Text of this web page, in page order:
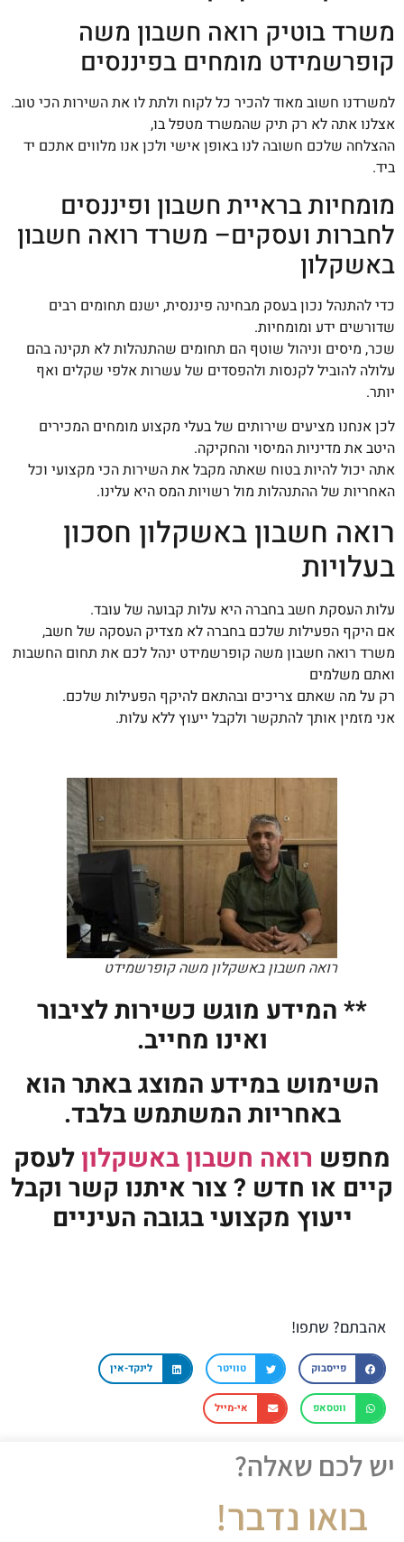
משרד בוטיק רואה חשבון משה
קופרשמידט מומחים בפיננסים
למשרדנו חשוב מאוד להכיר כל לקוח ולתת לו את השירות הכי טוב.
אצלנו אתה לא רק תיק שהמשרד מטפל בו,
ההצלחה שלכם חשובה לנו באופן אישי ולכן אנו מלווים אתכם יד
ביד.
מומחיות בראיית חשבון ופיננסים
לחברות ועסקים– משרד רואה חשבון
באשקלון
כדי להתנהל נכון בעסק מבחינה פיננסית, ישנם תחומים רבים
שדורשים ידע ומומחיות.
שכר, מיסים וניהול שוטף הם תחומים שהתנהלות לא תקינה בהם
עלולה להוביל לקנסות ולהפסדים של עשרות אלפי שקלים ואף
יותר.
לכן אנחנו מציעים שירותים של בעלי מקצוע מומחים המכירים
היטב את מדיניות המיסוי והחקיקה.
אתה יכול להיות בטוח שאתה מקבל את השירות הכי מקצועי וכל
האחריות של ההתנהלות מול רשויות המס היא עלינו.
רואה חשבון באשקלון חסכון
בעלויות
עלות העסקת חשב בחברה היא עלות קבועה של עובד.
אם היקף הפעילות שלכם בחברה לא מצדיק העסקה של חשב,
משרד רואה חשבון משה קופרשמידט ינהל לכם את תחום החשבות
ואתם משלמים
רק על מה שאתם צריכים ובהתאם להיקף הפעילות שלכם.
אני מזמין אותך להתקשר ולקבל ייעוץ ללא עלות.
רואה חשבון באשקלון משה קופרשמידט
** המידע מוגש כשירות לציבור
ואינו מחייב.
השימוש במידע המוצג באתר הוא
באחריות המשתמש בלבד.
מחפש רואה חשבון באשקלוןלעסק
קיים או חדש ? צור איתנו קשר וקבל
ייעוץ מקצועי בגובה העיניים
אהבתם? שתפו!
פייסבוק טוויטר לינקד-אין
ווטסאפ אי-מייל
יש לכם שאלה?
בואו נדבר!